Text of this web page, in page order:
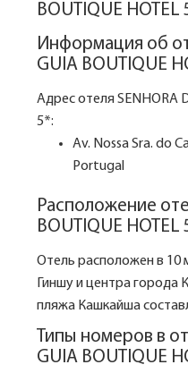
BOUTIQUE HOTEL
Информация об
GUIA BOUTIQUE
Адрес отеля SENHORA
5*:
Av. Nossa Sra. do
Portugal
Расположение
BOUTIQUE HOTEL
Отель расположен в 10
Гиншу и центра города
пляжа Кашкайша
Типы номеров в
GUIA BOUTIQUE